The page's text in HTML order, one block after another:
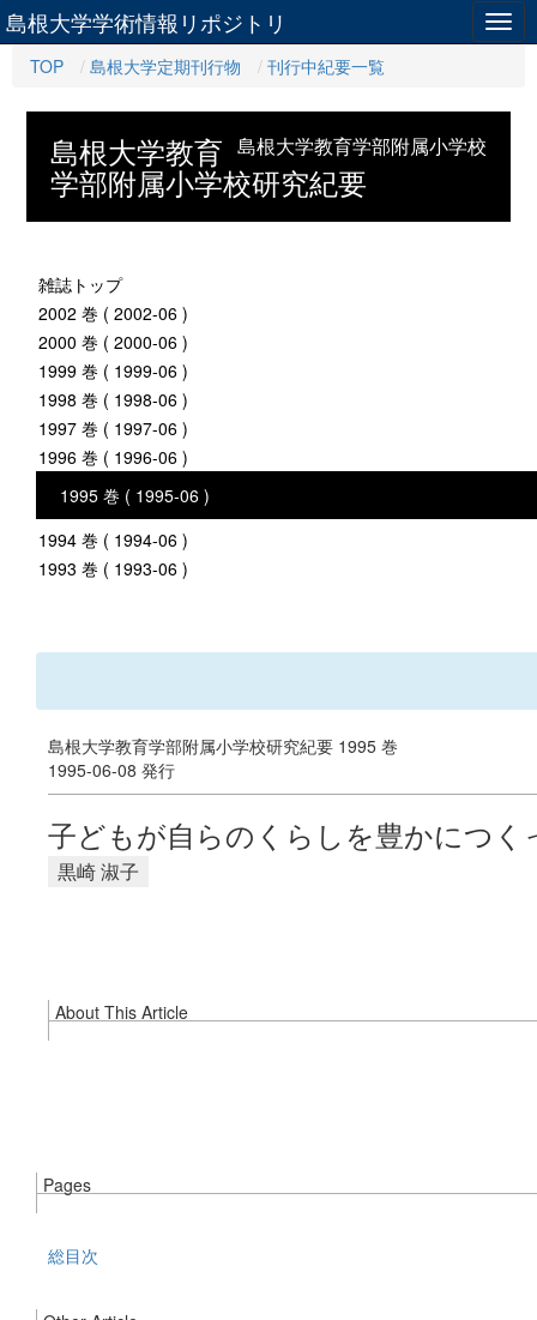
島根大学学術情報リポジトリ
TOP 島根大学定期刊行物 刊行中紀要一覧
島根大学教育学部附属小学校
島根大学教育
学部附属小学校研究紀要
雑誌トップ
2002 巻 ( 2002-06 )
2000 巻 ( 2000-06 )
1999 巻 ( 1999-06 )
1998 巻 ( 1998-06 )
1997 巻 ( 1997-06 )
1996 巻 ( 1996-06 )
1995 巻 ( 1995-06 )
1994 巻 ( 1994-06 )
1993 巻 ( 1993-06 )
島根大学教育学部附属小学校研究紀要 1995 巻
1995-06-08 発行
子どもが自らのくらしを豊かにつく
黒崎 淑子
About This Article
Pages
総目次